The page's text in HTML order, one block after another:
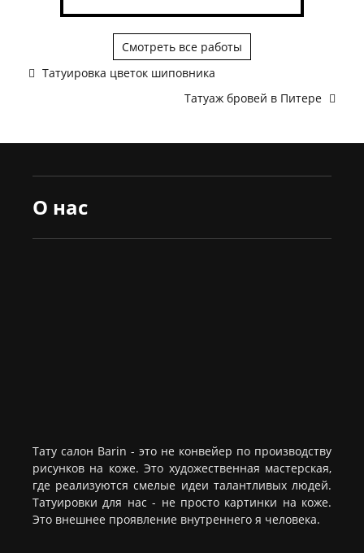
Смотреть все работы
Татуировка цветок шиповника
Татуаж бровей в Питере
О нас
Тату салон Barin - это не конвейер по производству
рисунков на коже. Это художественная мастерская,
где реализуются смелые идеи талантливых людей.
Татуировки для нас - не просто картинки на коже.
Это внешнее проявление внутреннего я человека.